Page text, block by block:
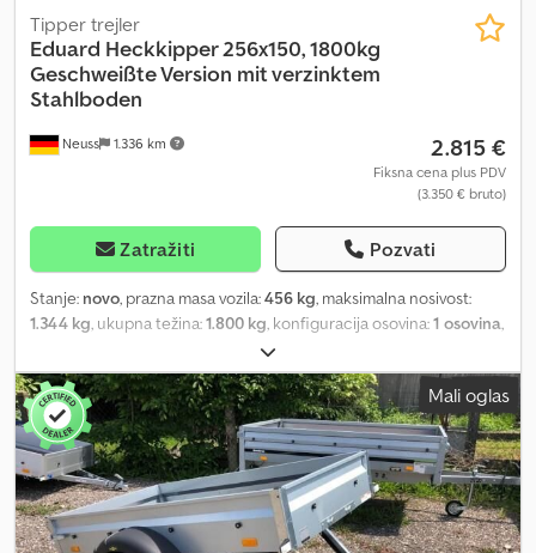
Neuss 1.336 km
Tipper trejler
Eduard Heckkipper 256x150, 1800kg
Geschweißte Version mit verzinktem
Stahlboden
2.815 €
Fiksna cena plus PDV
(3.350 € bruto)
Zatražiti Pozvati
Stanje: novo, prazna masa vozila:456 kg, maksimalna nosivost:
1.344 kg, ukupna težina:1.800 kg, konfiguracija osovina:1 osovina,
2.560 mm
1.500 mm, visina tovarnog prostora:300 mm, suspencija:ostalo,
dimenzija gume:195/50 r13, Kiper sa kipovanjem unazad 1800 kg
proizvođača Eduard 256x150 cm sa ručnom pumpom Osovina:
Kočena: Da Ukupna masa: 1800 kg Dužina tovarnog prostora: 256
cm Širina tovarnog prostora: 150 cm Dužina vučne rudo: cca 124
cm Visina utovara: 63 cm Visina stranca: 30 cm Gume: 195/50R Tip
poda: višeslojna ploča i čelik Sa Eduard potpornih nogu: Ne
Mali oglas